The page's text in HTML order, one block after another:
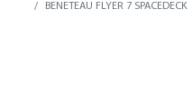
BENETEAU FLYER 7 SPACEDECK